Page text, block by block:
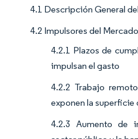
4.1 Descripción General
4.2 Impulsores del Mercado
4.2.1 Plazos de
impulsan el gasto
4.2.2 Trabajo
exponen la superficie
4.2.3 Aumento de